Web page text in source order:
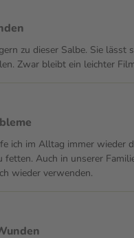
zu dieser Salbe. Sie
Zwar bleibt ein leichter
ich im Alltag immer
fetten. Auch in unserer
wieder verwenden.